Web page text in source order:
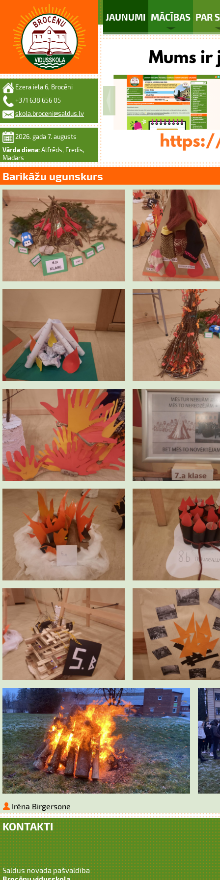
JAUNUMI MĀCĪBAS PAR
Ezera iela 6, Brocēni
+371 638 656 05
skola.broceni@saldus.lv
2026. gada 7. augusts
Vārda diena: Alfrēds, Fredis,
Madars
Barikāžu ugunskurs
Irēna Birgersone
KONTAKTI
Saldus novada pašvaldība